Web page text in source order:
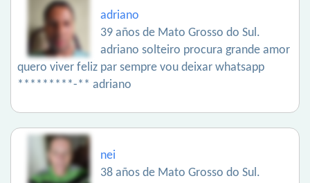
adriano
39 años de Mato Grosso do Sul.
adriano solteiro procura grande amor
quero viver feliz par sempre vou deixar whatsapp
*********-** adriano
nei
38 años de Mato Grosso do Sul.